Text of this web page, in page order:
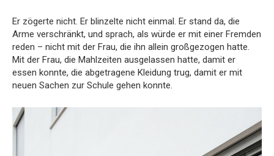
Er zögerte nicht. Er blinzelte nicht einmal. Er stand da, die
Arme verschränkt, und sprach, als würde er mit einer Fremden
reden – nicht mit der Frau, die ihn allein großgezogen hatte.
Mit der Frau, die Mahlzeiten ausgelassen hatte, damit er
essen konnte, die abgetragene Kleidung trug, damit er mit
neuen Sachen zur Schule gehen konnte.